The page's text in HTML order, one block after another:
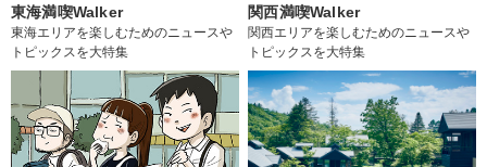
東海満喫Walker
東海エリアを楽しむためのニュースや
トピックスを大特集
関西満喫Walker
関西エリアを楽しむためのニュースや
トピックスを大特集